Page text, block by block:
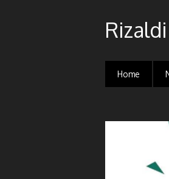
Rizaldi
Home